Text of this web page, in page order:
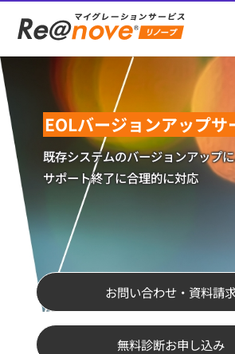
EOLバージョンアップサ
既存システムのバージョンアップに
サポート終了に合理的に対応
お問い合わせ・資料請
無料診断お申し込み